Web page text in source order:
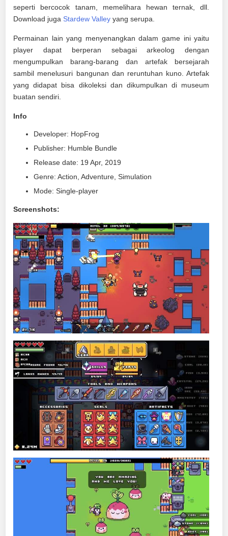
seperti bercocok tanam, memelihara hewan ternak, dll.
Download juga Stardew Valley yang serupa.
Permainan lain yang menyenangkan dalam game ini yaitu
player dapat berperan sebagai arkeolog dengan
mengumpulkan barang-barang dan artefak bersejarah
sambil menelusuri bangunan dan reruntuhan kuno. Artefak
yang didapat bisa dikoleksi dan dikumpulkan di museum
buatan sendiri.
Info
Developer: HopFrog
Publisher: Humble Bundle
Release date: 19 Apr, 2019
Genre: Action, Adventure, Simulation
Mode: Single-player
Screenshots: